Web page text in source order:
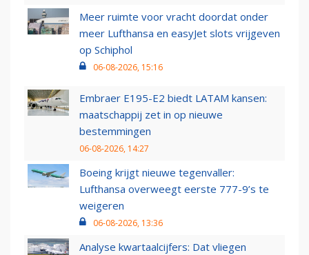
Meer ruimte voor vracht doordat onder
meer Lufthansa en easyJet slots vrijgeven
op Schiphol
06-08-2026, 15:16
Embraer E195-E2 biedt LATAM kansen:
maatschappij zet in op nieuwe
bestemmingen
06-08-2026, 14:27
Boeing krijgt nieuwe tegenvaller:
Lufthansa overweegt eerste 777-9’s te
weigeren
06-08-2026, 13:36
Analyse kwartaalcijfers: Dat vliegen